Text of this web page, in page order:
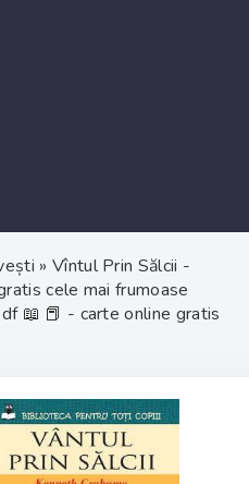
» Vîntul Prin Sălcii -
cele mai frumoase
📖 📕 - carte online gratis